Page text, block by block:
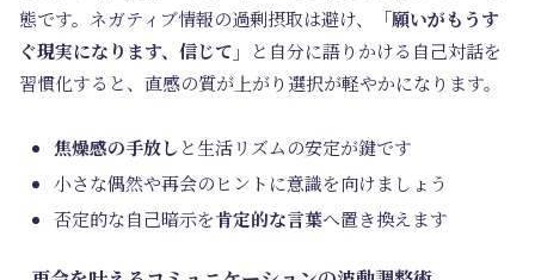
態です。ネガティブ情報の過剰摂取は避け、
「願いがもうす
ぐ現実になります、信じて」
と自分に語りかける自己対話を
習慣化すると、直感の質が上がり選択が軽やかになります。
焦燥感の手放しと生活リズムの安定が鍵です
小さな偶然や再会のヒントに意識を向けましょう
否定的な自己暗示を肯定的な言葉へ置き換えます